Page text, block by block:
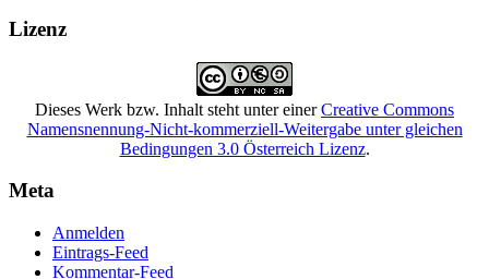
Lizenz
Dieses Werk bzw. Inhalt steht unter einerCreative Commons
Namensnennung-Nicht-kommerziell-Weitergabe unter gleichen
Bedingungen 3.0 Österreich Lizenz.
Meta
Anmelden
Eintrags-Feed
Kommentar-Feed